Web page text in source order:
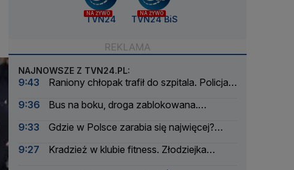
NA ŻYWO
TVN24
NA ŻYWO
TVN24 BiS
NAJNOWSZE Z TVN24.PL:
9:43
Raniony chłopak trafił do szpitala. Policja
9:36
Bus na boku, droga zablokowana.
9:33
Gdzie w Polsce zarabia się najwięcej?
9:27
Kradzież w klubie fitness. Złodziejka